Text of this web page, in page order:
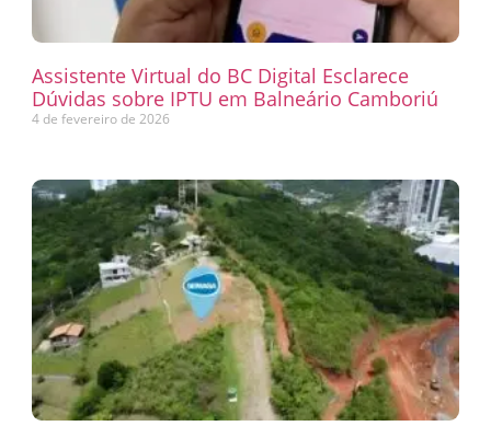
Assistente Virtual do BC Digital Esclarece
Dúvidas sobre IPTU em Balneário Camboriú
4 de fevereiro de 2026